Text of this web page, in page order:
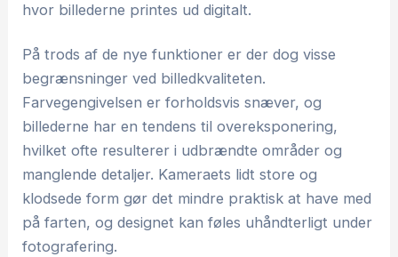
hvor billederne printes ud digitalt.
På trods af de nye funktioner er der dog visse
begrænsninger ved billedkvaliteten.
Farvegengivelsen er forholdsvis snæver, og
billederne har en tendens til overeksponering,
hvilket ofte resulterer i udbrændte områder og
manglende detaljer. Kameraets lidt store og
klodsede form gør det mindre praktisk at have med
på farten, og designet kan føles uhåndterligt under
fotografering.